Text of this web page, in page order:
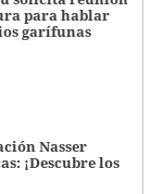
para hablar
garífunas
Nasser
¡Descubre los